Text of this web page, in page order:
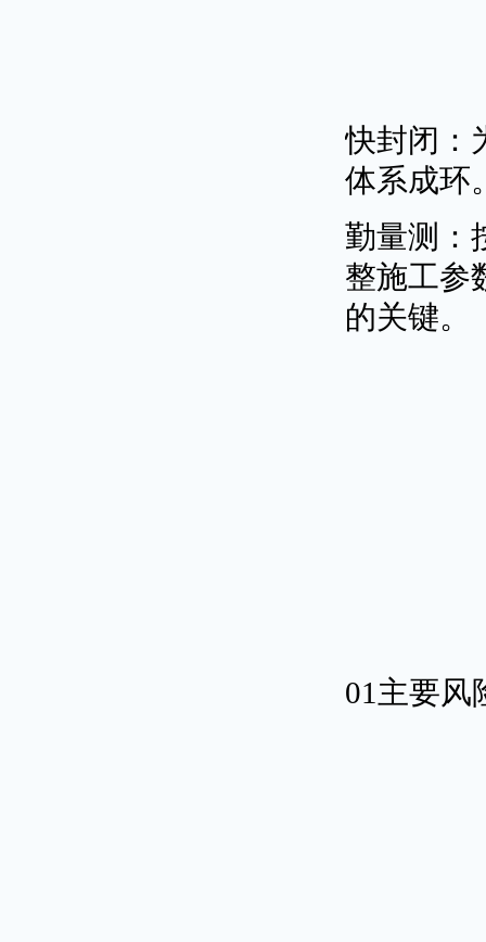
快封闭：
体系成环
勤量测：
整施工参
的关键。
01主要风